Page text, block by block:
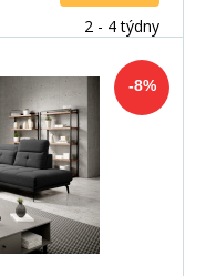
2 - 4 týdny
-8%